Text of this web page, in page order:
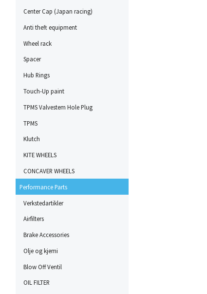
Center Cap (Japan racing)
Anti theft equipment
Wheel rack
Spacer
Hub Rings
Touch-Up paint
TPMS Valvestem Hole Plug
TPMS
Klutch
KITE WHEELS
CONCAVER WHEELS
Performance Parts
Verkstedartikler
Airfilters
Brake Accessories
Olje og kjemi
Blow Off Ventil
OIL FILTER